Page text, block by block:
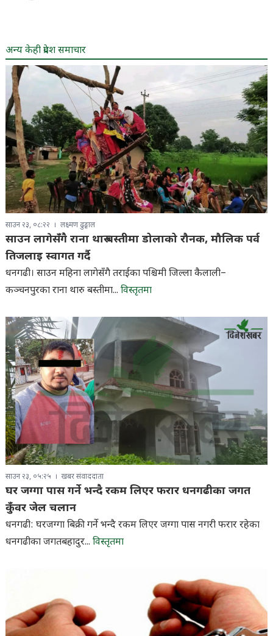
अन्य केही प्रदेश समाचार
साउन २३, ०८:२२ लक्ष्मण ढुङ्गाल
साउन लागेसँगै राना थारु बस्तीमा डोलाको रौनक, मौलिक पर्व
तिजलाइ स्वागत गर्दै
धनगढी। साउन महिना लागेसँगै तराईका पश्चिमी जिल्ला कैलाली–
कञ्चनपुरका राना थारु बस्तीमा... विस्तृतमा
साउन २३, ०५:२५ खबर संवाददाता
घर जग्गा पास गर्ने भन्दै रकम लिएर फरार धनगढीका जगत
कुँवर जेल चलान
धनगढी: घरजग्गा बिक्री गर्ने भन्दै रकम लिएर जग्गा पास नगरी फरार रहेका
धनगढीका जगतबहादुर... विस्तृतमा